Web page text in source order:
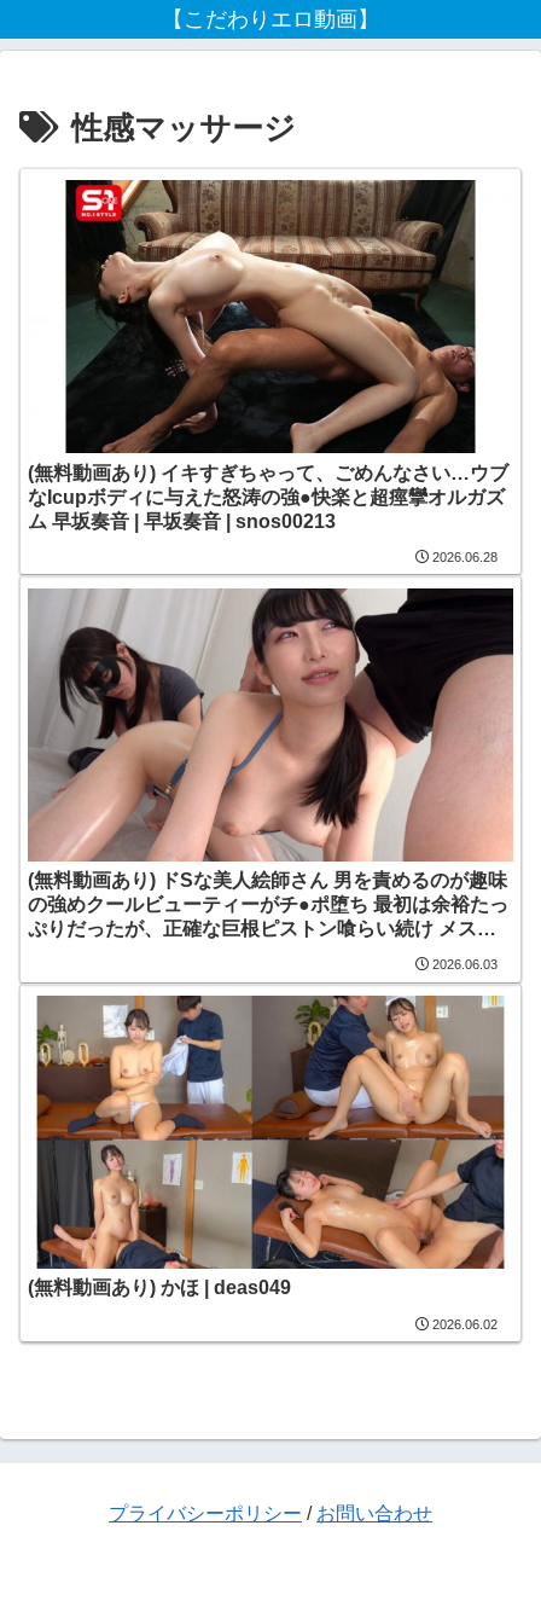
【こだわりエロ動画】
性感マッサージ
(無料動画あり) イキすぎちゃって、ごめんなさい…ウブ
なIcupボディに与えた怒涛の強●快楽と超痙攣オルガズ
ム 早坂奏音 | 早坂奏音 | snos00213
2026.06.28
(無料動画あり) ドSな美人絵師さん 男を責めるのが趣味
の強めクールビューティーがチ●ポ堕ち 最初は余裕たっ
ぷりだったが、正確な巨根ピストン喰らい続け メス顔
2026.06.03
(無料動画あり) かほ | deas049
2026.06.02
プライバシーポリシー / お問い合わせ